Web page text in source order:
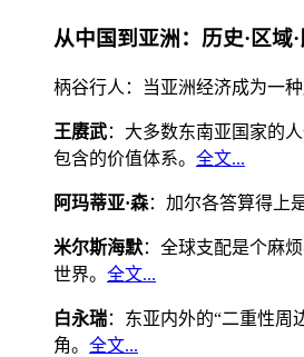
从中国到亚洲：历史·区域
柄谷行人：当亚洲经济成为一
王赓武：大多数东南亚国家的
包含的价值体系。 全文...
阿玛蒂亚·森：加尔各答算得上
米尔斯海默：全球支配是个麻
世界。 全文...
白永瑞：东亚内外的“二重性
角。 全文...